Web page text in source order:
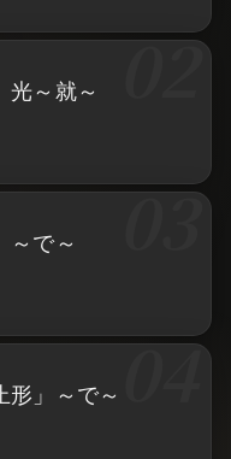
光～就～
で～
」～で～